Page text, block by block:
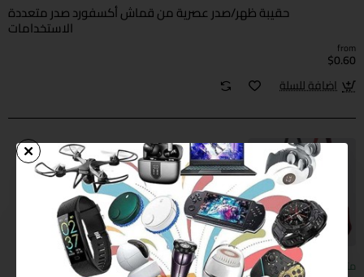
حقيبة ظهر/صدر عصرية من قماش أكسفورد صدر متعددة
الاستخدامات
from
$0.60
اضافة للسلة
متوفر